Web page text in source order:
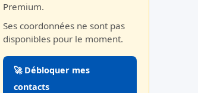
Premium.
Ses coordonnées ne sont pas
disponibles pour le moment.
🚀 Débloquer mes
contacts